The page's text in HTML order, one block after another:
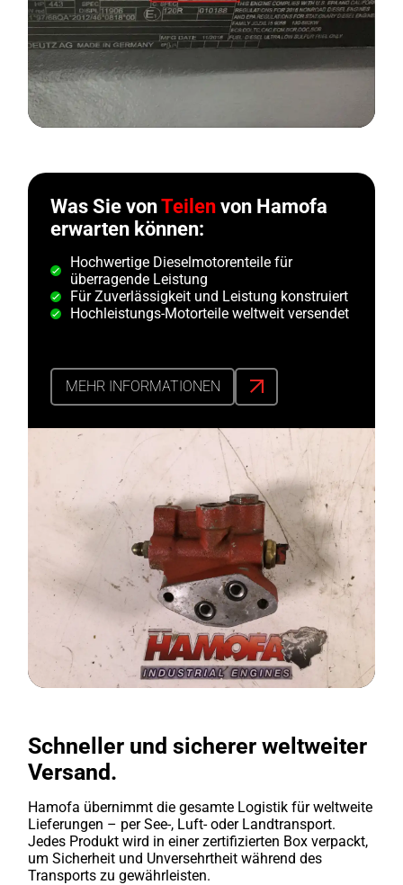
Was Sie vonTeilen von Hamofa
erwarten können:
Hochwertige Dieselmotorenteile für
überragende Leistung
Für Zuverlässigkeit und Leistung konstruiert
Hochleistungs-Motorteile weltweit versendet
MEHR INFORMATIONEN
Schneller und sicherer weltweiter
Versand.
Hamofa übernimmt die gesamte Logistik für weltweite
Lieferungen – per See-, Luft- oder Landtransport.
Jedes Produkt wird in einer zertifizierten Box verpackt,
um Sicherheit und Unversehrtheit während des
Transports zu gewährleisten.